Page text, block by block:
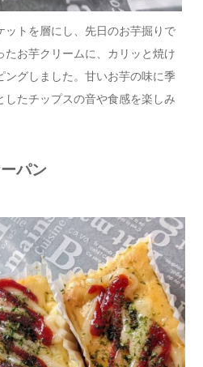
ットを層にし、先日のお芋掘りで
たお芋クリームに、カリッと焼け
ングしました。甘いお芋の味に季
たチップスの音や食感を楽しみ
パン